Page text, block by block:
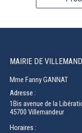
MAIRIE DE
Mme Fanny GANNAT
Adresse :
1Bis avenue de la
45700 Villemandeur
Horaires :